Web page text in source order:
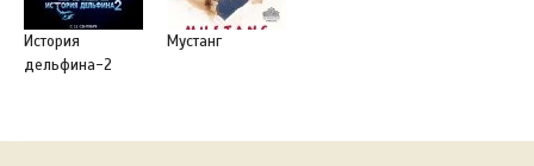
История
дельфина-2
Мустанг